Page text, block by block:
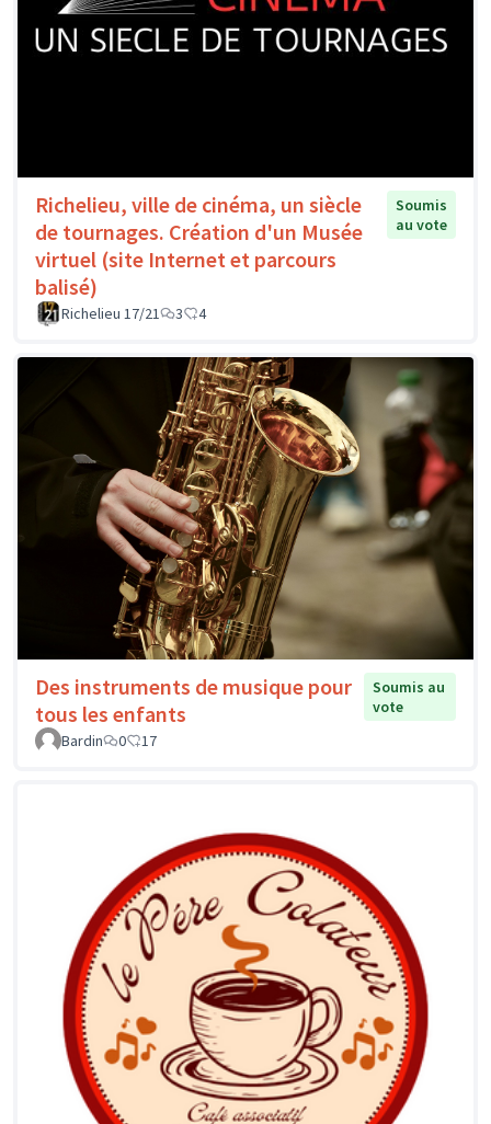
Richelieu, ville de cinéma, un siècle
de tournages. Création d'un Musée
virtuel (site Internet et parcours
balisé)
Soumis
au vote
Richelieu 17/21 3 4
Des instruments de musique pour
tous les enfants
Soumis au
vote
Bardin
0 17